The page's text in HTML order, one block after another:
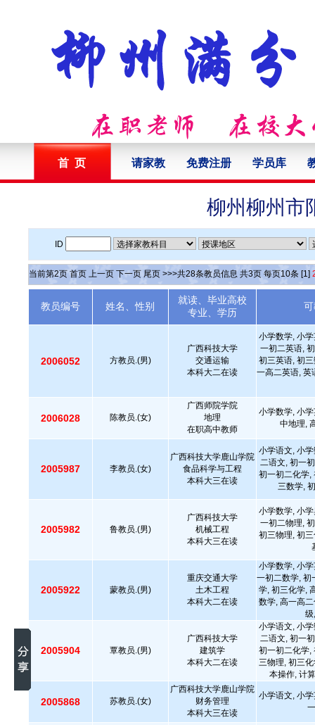
首 页 请家教 免费注册 学员库
柳州柳州市
ID
当前第2页 首页 上一页 下一页 尾页 >>>共28条教员信息 共3页 每页10条 [1]
教员编号 姓名、性别
就读、毕业高校
专业、学历
2006052 方教员.(男)
广西科技大学
交通运输
本科大二在读
小学数学, 小
一初二英语,
初三英语, 初
一高二英语, 英
2006028 陈教员.(女)
广西师院学院
地理
在职高中教师
小学数学, 小
中地理,
2005987 李教员.(女)
广西科技大学鹿山学院
食品科学与工程
本科大三在读
小学语文, 小
二语文, 初一
初一初二化学,
三数学,
2005982 鲁教员.(男)
广西科技大学
机械工程
本科大三在读
小学数学, 小
一初二物理,
初三物理, 初
2005922 蒙教员.(男)
重庆交通大学
土木工程
本科大二在读
小学数学, 小
一初二数学, 初
学, 初三化学,
数学, 高一高
2005904 覃教员.(男)
广西科技大学
建筑学
本科大二在读
小学语文, 小
二语文, 初一
初一初二化学,
三物理, 初三
本操作, 计
2005868 苏教员.(女)
广西科技大学鹿山学院
财务管理
本科大三在读
小学语文, 小